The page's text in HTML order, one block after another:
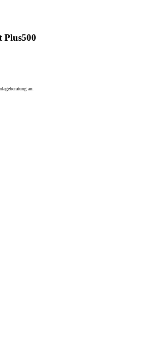
an.